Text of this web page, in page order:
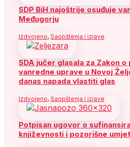
SDP BiH najoštrije osuđuje
Međugorju
Izdvojeno, Saopštenja i izjave
SDA jučer glasala za Zakon
vanredne uprave u Novoj
danas napada vlastiti glas
Izdvojeno, Saopštenja i izjave
Potpisan ugovor o
književnosti i pozorišne